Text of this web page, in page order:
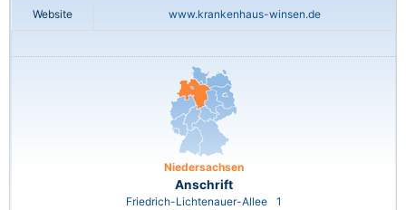
Website www.krankenhaus-winsen.de
Niedersachsen
Anschrift
Friedrich-Lichtenauer-Allee
1